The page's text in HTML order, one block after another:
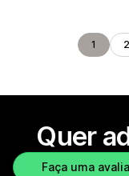
1 2
Quer
Faça uma